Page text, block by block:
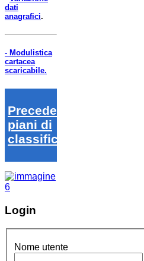
dati
anagrafici.
- Modulistica
cartacea
scaricabile.
Precedenti
piani di
classifica
Login
Nome utente